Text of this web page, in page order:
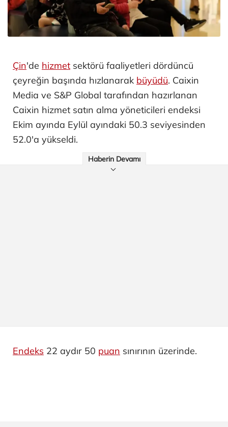
Çin'de hizmet sektörü faaliyetleri dördüncü
çeyreğin başında hızlanarak büyüdü. Caixin
Media ve S&P Global tarafından hazırlanan
Caixin hizmet satın alma yöneticileri endeksi
Ekim ayında Eylül ayındaki 50.3 seviyesinden
52.0'a yükseldi.
Haberin Devamı
Endeks 22 aydır 50 puan sınırının üzerinde.